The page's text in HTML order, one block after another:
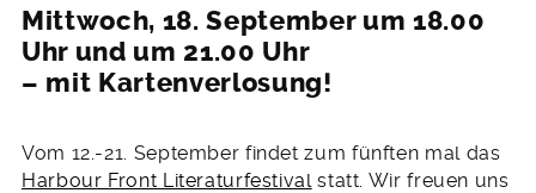
5.
September
2013
Mittwoch, 18. September um 18.00
Uhr und um 21.00 Uhr
– mit Kartenverlosung!
Vom 12.-21. September findet zum fünften mal das
Harbour Front Literaturfestivalstatt. Wir freuen uns